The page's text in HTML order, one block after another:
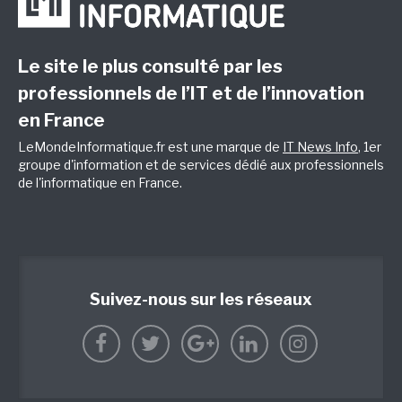
Le site le plus consulté par les
professionnels de l’IT et de l’innovation
en France
LeMondeInformatique.fr est une marque de IT News Info, 1er
groupe d'information et de services dédié aux professionnels
de l'informatique en France.
Suivez-nous sur les réseaux